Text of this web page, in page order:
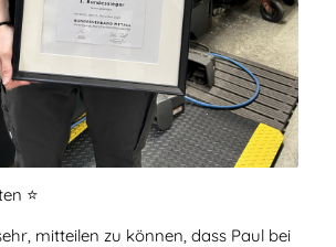
⭐️
mitteilen zu können, dass Paul bei